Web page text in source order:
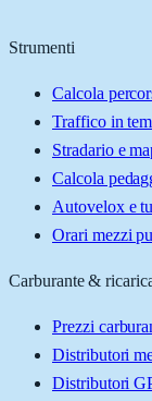
Strumenti
Calcola
Traffico in
Stradario e
Calcola
Autovelox e
Orari mezzi
Carburante &
Prezzi
Distributori
Distributori